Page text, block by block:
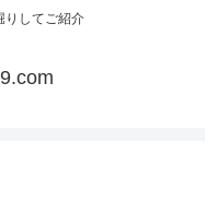
りしてご紹介